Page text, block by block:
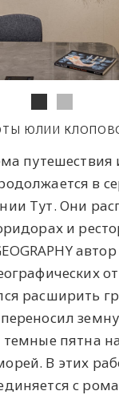
ЮЛИИ
путешествия
в
Тут. Они
и
расширить
пятна
В этих
с